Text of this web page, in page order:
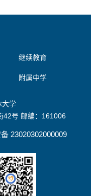
继续教育
附属中学
大学
42号 邮编：161006
23020302000009